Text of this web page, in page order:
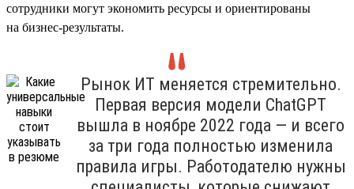
сотрудники могут экономить ресурсы и ориентированы
на бизнес-результаты.
Рынок ИТ меняется стремительно.
Первая версия модели ChatGPT
вышла в ноябре 2022 года — и всего
за три года полностью изменила
правила игры. Работодателю нужны